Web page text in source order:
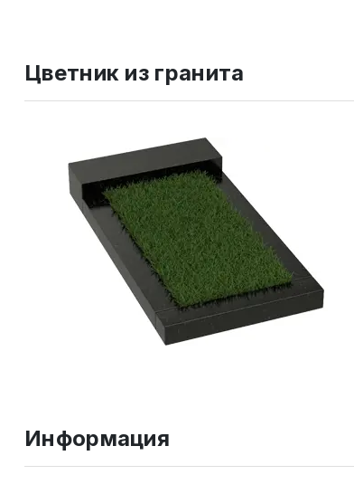
Цветник из гранита
Информация